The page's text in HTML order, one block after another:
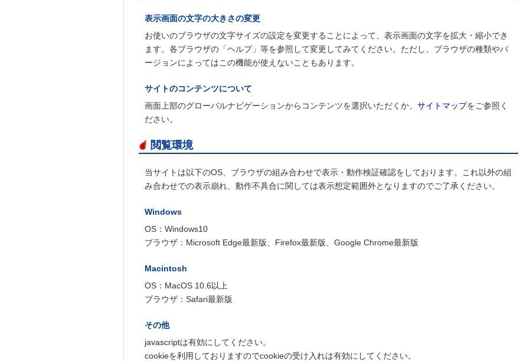
表示画面の文字の大きさの変更
お使いのブラウザの文字サイズの設定を変更することによって、表示画面の文字を拡大・縮小でき
ます。各ブラウザの「ヘルプ」等を参照して変更してみてください。ただし、ブラウザの種類やバ
ージョンによってはこの機能が使えないこともあります。
サイトのコンテンツについて
画面上部のグローバルナビゲーションからコンテンツを選択いただくか、 サイトマップをご参照く
ださい。
閲覧環境
当サイトは以下のOS、ブラウザの組み合わせで表示・動作検証確認をしております。これ以外の組
み合わせでの表示崩れ、動作不具合に関しては表示想定範囲外となりますのでご了承ください。
Windows
OS：Windows10
ブラウザ：Microsoft Edge最新版、Firefox最新版、Google Chrome最新版
Macintosh
OS：MacOS 10.6以上
ブラウザ：Safari最新版
その他
javascriptは有効にしてください。
cookieを利用しておりますのでcookieの受け入れは有効にしてください。